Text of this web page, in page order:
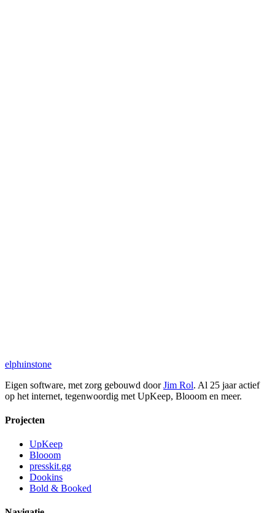
elphıinstone
Eigen software, met zorg gebouwd door Jim Rol. Al 25 jaar actief
op het internet, tegenwoordig met UpKeep, Blooom en meer.
Projecten
UpKeep
Blooom
presskit.gg
Dookins
Bold & Booked